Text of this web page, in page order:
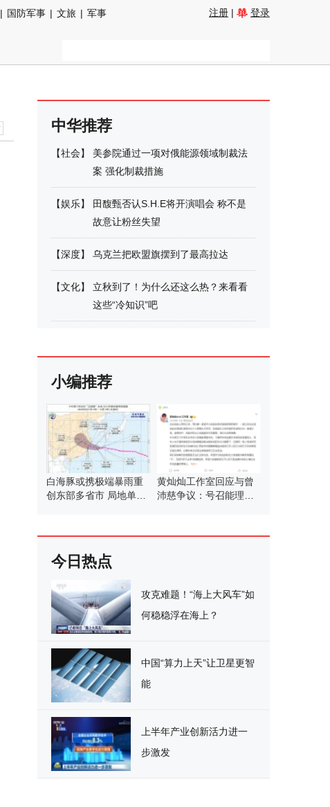
| 国防军事 | 文旅 | 军事
注册 | 登录
中华推荐
【社会】
美参院通过一项对俄能源领域制裁法
案 强化制裁措施
【娱乐】
田馥甄否认S.H.E将开演唱会 称不是
故意让粉丝失望
【深度】 乌克兰把欧盟旗摆到了最高拉达
【文化】
立秋到了！为什么还这么热？来看看
这些“冷知识”吧
小编推荐
白海豚或携极端暴雨重
创东部多省市 局地单点
黄灿灿工作室回应与曾
沛慈争议：号召能理智
今日热点
攻克难题！“海上大风车”如
何稳稳浮在海上？
中国“算力上天”让卫星更智
能
上半年产业创新活力进一
步激发